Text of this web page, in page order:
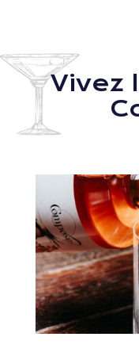
Vivez